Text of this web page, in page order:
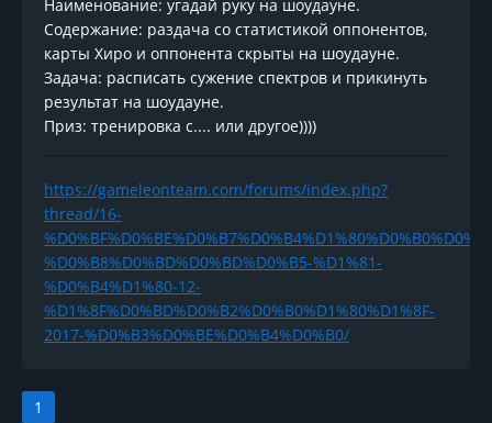
Наименование: угадай руку на шоудауне.
Содержание: раздача со статистикой оппонентов,
карты Хиро и оппонента скрыты на шоудауне.
Задача: расписать сужение спектров и прикинуть
результат на шоудауне.
Приз: тренировка с.... или другое))))
https://gameleonteam.com/forums/index.php?
thread/16-
%D0%B8%D0%BD%D0%BD%D0%B5-%D1%81-
%D0%B4%D1%80-12-
%D1%8F%D0%BD%D0%B2%D0%B0%D1%80%D1%8F-
2017-%D0%B3%D0%BE%D0%B4%D0%B0/
1